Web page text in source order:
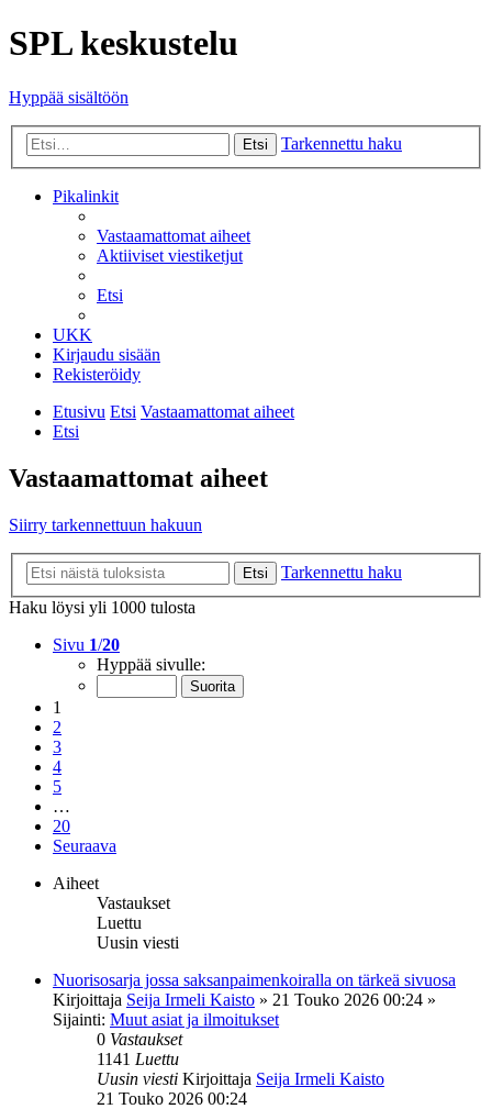
SPL keskustelu
Hyppää sisältöön
Etsi Tarkennettu haku
Pikalinkit
Vastaamattomat aiheet
Aktiiviset viestiketjut
Etsi
UKK
Kirjaudu sisään
Rekisteröidy
Etusivu Etsi Vastaamattomat aiheet
Etsi
Vastaamattomat aiheet
Siirry tarkennettuun hakuun
Etsi
Tarkennettu haku
Haku löysi yli 1000 tulosta
Sivu 1/20
Hyppää sivulle:
1
2
3
4
5
…
20
Seuraava
Aiheet
Vastaukset
Luettu
Uusin viesti
Nuorisosarja jossa saksanpaimenkoiralla on tärkeä sivuosa
Kirjoittaja Seija Irmeli Kaisto » 21 Touko 2026 00:24 »
Sijainti: Muut asiat ja ilmoitukset
0 Vastaukset
1141 Luettu
Uusin viesti Kirjoittaja Seija Irmeli Kaisto
21 Touko 2026 00:24